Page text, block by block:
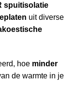
spuitisolatie
uit diverse
hoe minder
de warmte in je